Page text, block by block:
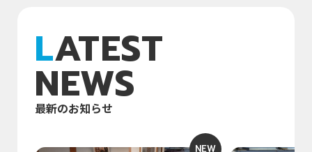
LATEST
NEWS
最新のお知らせ
NEW